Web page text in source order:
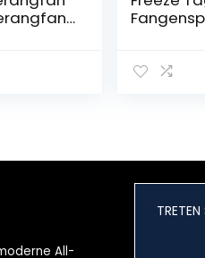
EIN Spiel
All-
TRETEN